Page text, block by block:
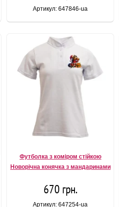
Артикул: 647846-ua
Футболка з коміром стійкою
Новорічна конячка з мандаринами
670 грн.
Артикул: 647254-ua